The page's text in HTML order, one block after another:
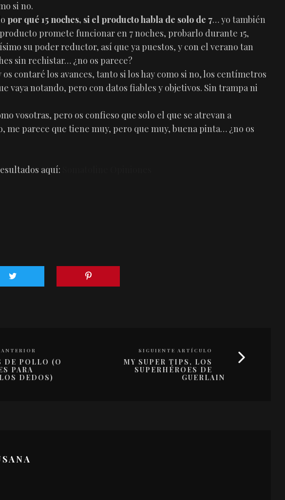
si no.
por qué 15 noches, si el producto habla de solo de 7… yo también
promete funcionar en 7 noches, probarlo durante 15,
su poder reductor, así que ya puestos, y con el verano tan
sin rechistar… ¿no os parece?
contaré los avances, tanto si los hay como si no, los centímetros
vaya notando, pero con datos fiables y objetivos. Sin trampa ni
vosotras, pero os confieso que solo el que se atrevan a
me parece que tiene muy, pero que muy, buena pinta… ¿no os
aquí:
DE POLLO (O
PARA
DEDOS)
SIGUIENTE ARTÍCULO
MY SUPER TIPS, LOS
SUPERHÉROES DE
GUERLAIN